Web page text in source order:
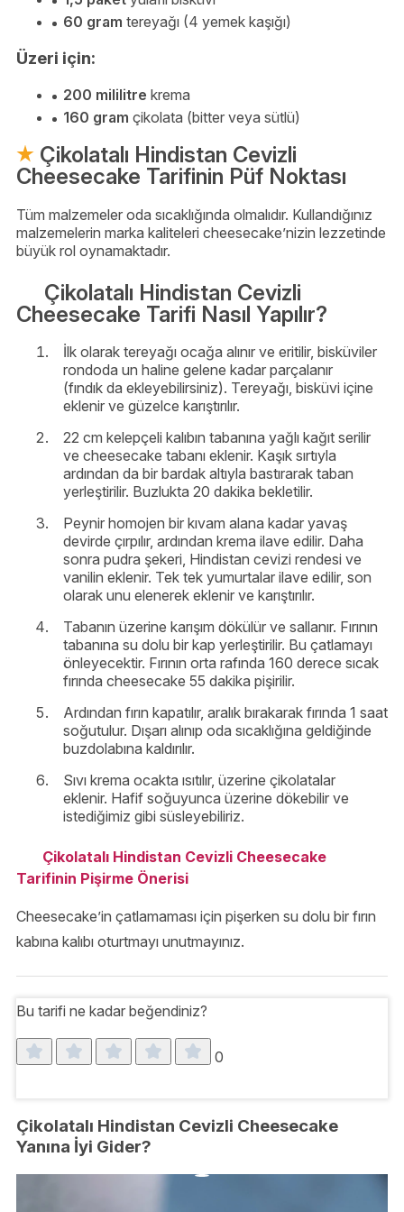
60 gram tereyağı (4 yemek kaşığı)
Üzeri için:
200 mililitre krema
160 gram çikolata (bitter veya sütlü)
Çikolatalı Hindistan Cevizli
Cheesecake Tarifinin Püf Noktası
Tüm malzemeler oda sıcaklığında olmalıdır. Kullandığınız
malzemelerin marka kaliteleri cheesecake’nizin lezzetinde
büyük rol oynamaktadır.
Çikolatalı Hindistan Cevizli
Cheesecake Tarifi Nasıl Yapılır?
İlk olarak tereyağı ocağa alınır ve eritilir, bisküviler
rondoda un haline gelene kadar parçalanır
(fındık da ekleyebilirsiniz). Tereyağı, bisküvi içine
eklenir ve güzelce karıştırılır.
22 cm kelepçeli kalıbın tabanına yağlı kağıt serilir
ve cheesecake tabanı eklenir. Kaşık sırtıyla
ardından da bir bardak altıyla bastırarak taban
yerleştirilir. Buzlukta 20 dakika bekletilir.
Peynir homojen bir kıvam alana kadar yavaş
devirde çırpılır, ardından krema ilave edilir. Daha
sonra pudra şekeri, Hindistan cevizi rendesi ve
vanilin eklenir. Tek tek yumurtalar ilave edilir, son
olarak unu elenerek eklenir ve karıştırılır.
Tabanın üzerine karışım dökülür ve sallanır. Fırının
tabanına su dolu bir kap yerleştirilir. Bu çatlamayı
önleyecektir. Fırının orta rafında 160 derece sıcak
fırında cheesecake 55 dakika pişirilir.
Ardından fırın kapatılır, aralık bırakarak fırında 1 saat
soğutulur. Dışarı alınıp oda sıcaklığına geldiğinde
buzdolabına kaldırılır.
Sıvı krema ocakta ısıtılır, üzerine çikolatalar
eklenir. Hafif soğuyunca üzerine dökebilir ve
istediğimiz gibi süsleyebiliriz.
Çikolatalı Hindistan Cevizli Cheesecake
Tarifinin Pişirme Önerisi
Cheesecake’in çatlamaması için pişerken su dolu bir fırın
kabına kalıbı oturtmayı unutmayınız.
Bu tarifi ne kadar beğendiniz?
0
Çikolatalı Hindistan Cevizli Cheesecake
Yanına İyi Gider?